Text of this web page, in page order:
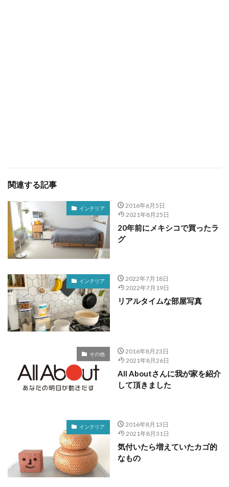
関連する記事
インテリア
2016年6月5日
2021年8月25日
20年前にメキシコで買ったラ
グ
インテリア
2022年7月18日
2022年7月19日
リアルタイムな部屋写真
その他
2016年8月23日
2021年8月26日
All Aboutさんに我が家を紹介
して頂きました
インテリア
2016年8月13日
2021年8月31日
気付いたら増えていたカゴ的
なもの